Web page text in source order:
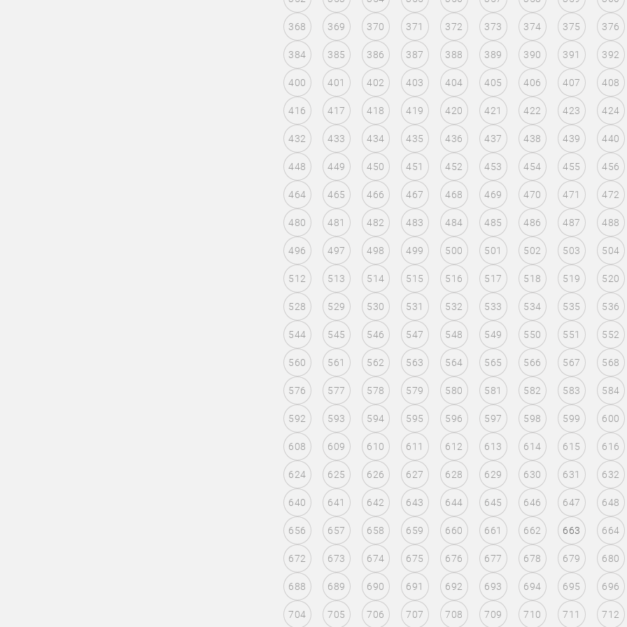
368 369 370 371 372 373 374 375 376
384 385 386 387 388 389 390 391 392
400 401 402 403 404 405 406 407 408
416 417 418 419 420 421 422 423 424
432 433 434 435 436 437 438 439 440
448 449 450 451 452 453 454 455 456
464 465 466 467 468 469 470 471 472
480 481 482 483 484 485 486 487 488
496 497 498 499 500 501 502 503 504
512 513 514 515 516 517 518 519 520
528 529 530 531 532 533 534 535 536
544 545 546 547 548 549 550 551 552
560 561 562 563 564 565 566 567 568
576 577 578 579 580 581 582 583 584
592 593 594 595 596 597 598 599 600
608 609 610 611 612 613 614 615 616
624 625 626 627 628 629 630 631 632
640 641 642 643 644 645 646 647 648
656 657 658 659 660 661 662 663 664
672 673 674 675 676 677 678 679 680
688 689 690 691 692 693 694 695 696
704 705 706 707 708 709 710 711 712